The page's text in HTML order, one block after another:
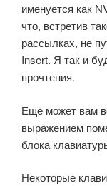
именуется как
что, встретив
рассылках, не
Insert. Я так и
прочтения.
Ещё может вам
выражением
блока
Некоторые